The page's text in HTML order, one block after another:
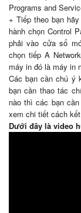
Programs and
+ Tiếp theo bạn
hành chọn Control
phải vào cửa sổ
chọn tiếp A
máy in đó là máy in
Các bạn cần chú ý
bạn cần thao tác
nào thì các bạn
xem chi tiết cách
Dưới đây là video